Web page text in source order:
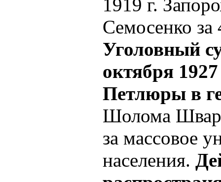
1919 г.
Семосенко за
Уголовный
октября
Петлюры в
Шолома
за массовое
населения.